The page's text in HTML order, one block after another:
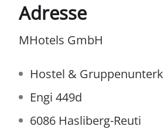
Adresse
MHotels GmbH
Hostel &
Engi 449d
6086 Hasliberg-Reuti